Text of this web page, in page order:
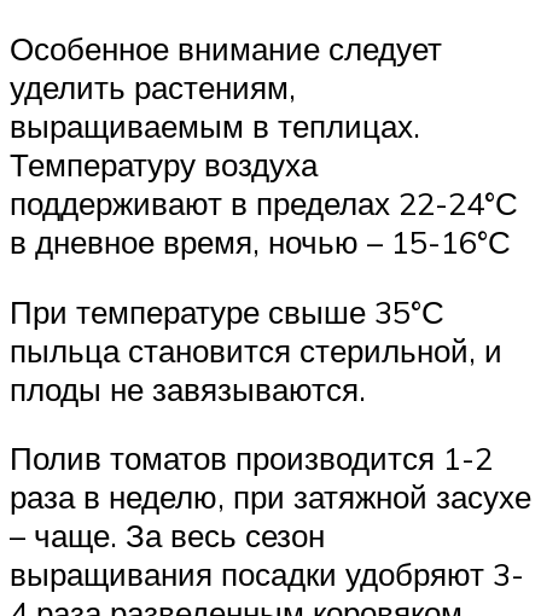
Особенное внимание следует
уделить растениям,
выращиваемым в теплицах.
Температуру воздуха
поддерживают в пределах 22-24°С
в дневное время, ночью – 15-16°С
При температуре свыше 35°С
пыльца становится стерильной, и
плоды не завязываются.
Полив томатов производится 1-2
раза в неделю, при затяжной засухе
– чаще. За весь сезон
выращивания посадки удобряют 3-